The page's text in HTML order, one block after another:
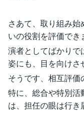
さあて、取り組み
いの役割を評価でき
演者としてばかり
姿にも、目を向けさ
そうです、相互評
特に、総合や特別
は、担任の眼は行き